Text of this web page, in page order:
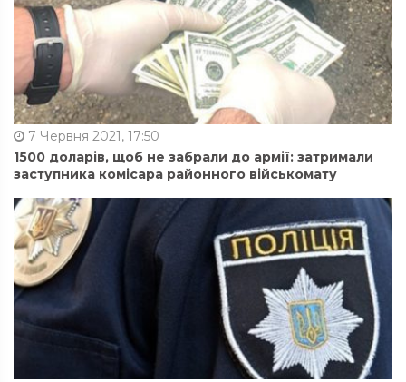
7 Червня 2021, 17:50
1500 доларів, щоб не забрали до армії: затримали
заступника комісара районного військомату